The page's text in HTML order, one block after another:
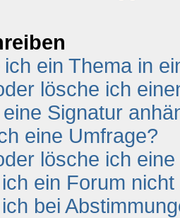
ein Thema in
lösche ich
Signatur
eine Umfrage?
lösche ich
ein Forum
bei